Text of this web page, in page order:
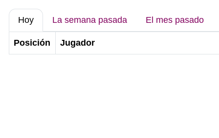
Hoy La semana pasada El mes pasado
Posición Jugador